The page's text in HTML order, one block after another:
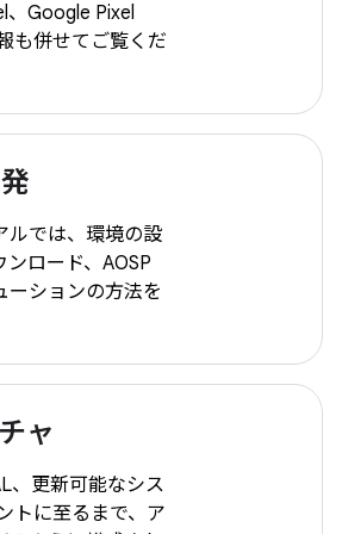
、Google Pixel
も併せてご覧くだ
ルでは、環境の設
ロード、AOSP
ーションの方法を
ャ
、更新可能なシス
トに至るまで、ア